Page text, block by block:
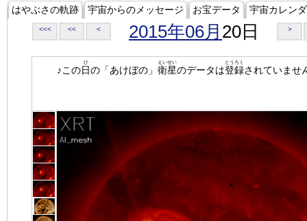
はやぶさの軌跡 宇宙からのメッセージ お宝データ 宇宙カレン
<<< << < 2015年06月 20日 >
♪この日
ひ
の「あけぼの」 衛星
えいせい
のデータは登録
とうろく
されていませ